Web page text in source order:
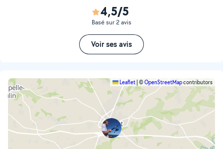
4,5/5
Basé sur 2 avis
Voir ses avis
Leaflet ©OpenStreetMapcontributors